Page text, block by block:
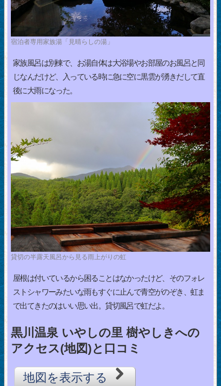
宿泊者専用家族湯「見晴らしの湯」
家族風呂は別棟で、お湯自体は大浴場やお部屋のお風呂と同
じなんだけど、入っている時に急に空に黒雲が湧きだして直
後に大雨になった。
貸切の半露天風呂から見る雨上がりの虹
屋根は付いているから困ることはなかったけど、そのフォレ
ストシャワーみたいな雨もすぐに止んで青空がのぞき、虹ま
で出てきたのはいい思い出。貸切風呂で虹だよ。
黒川温泉 いやしの里 樹やしきへの
アクセス(地図)と口コミ
地図を表示する